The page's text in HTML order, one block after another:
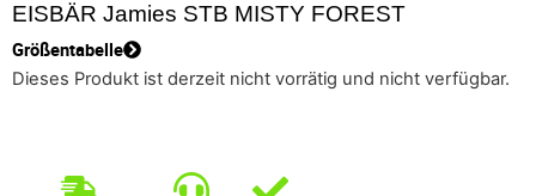
EISBÄR Jamies STB MISTY FOREST
Größentabelle
Dieses Produkt ist derzeit nicht vorrätig und nicht verfügbar.